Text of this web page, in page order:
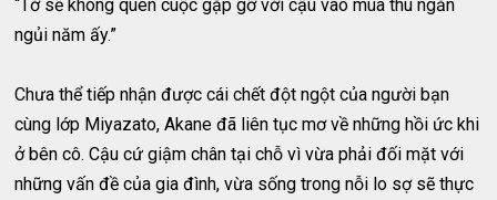
“Tớ sẽ không quên cuộc gặp gỡ với cậu vào mùa thu ngắn
ngủi năm ấy.”
Chưa thể tiếp nhận được cái chết đột ngột của người bạn
cùng lớp Miyazato, Akane đã liên tục mơ về những hồi ức khi
ở bên cô. Cậu cứ giậm chân tại chỗ vì vừa phải đối mặt với
những vấn đề của gia đình, vừa sống trong nỗi lo sợ sẽ thực